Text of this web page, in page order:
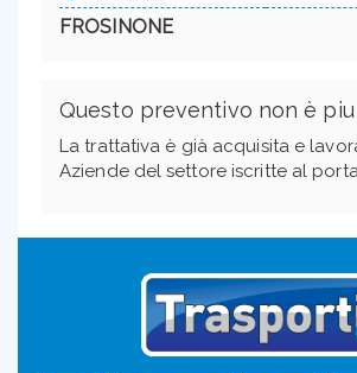
FROSINONE
Questo preventivo non è
La trattativa è già acquisita e
Aziende del settore iscritte al